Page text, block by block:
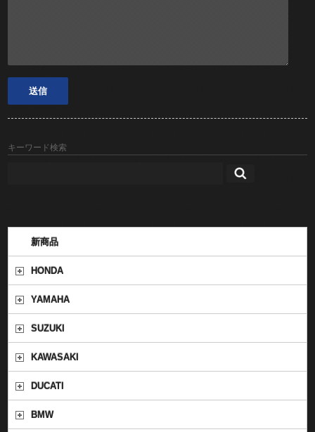
キーワード検索
新商品
HONDA
YAMAHA
SUZUKI
KAWASAKI
DUCATI
BMW